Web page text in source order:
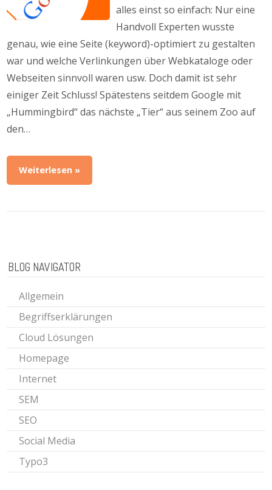
alles einst so einfach: Nur eine
Handvoll Experten wusste
genau, wie eine Seite (keyword)-optimiert zu gestalten
war und welche Verlinkungen über Webkataloge oder
Webseiten sinnvoll waren usw. Doch damit ist sehr
einiger Zeit Schluss! Spätestens seitdem Google mit
„Hummingbird“ das nächste „Tier“ aus seinem Zoo auf
den…
Weiterlesen »
BLOG NAVIGATOR
Allgemein
Begriffserklärungen
Cloud Lösungen
Homepage
Internet
SEM
SEO
Social Media
Typo3